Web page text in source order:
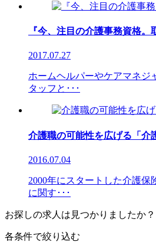
『今、注目の介護事務資格。
2017.07.27
ホームヘルパーやケアマネジ
タッフと･･･
介護職の可能性を広げる「介
2016.07.04
2000年にスタートした介護
に関す･･･
お探しの求人は見つかりましたか？
各条件で絞り込む